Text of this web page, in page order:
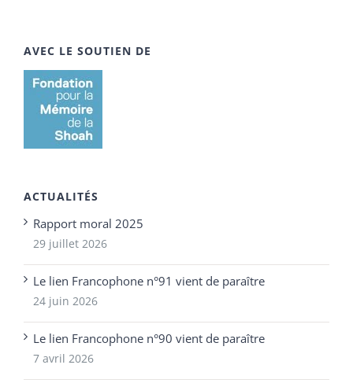
AVEC LE SOUTIEN DE
ACTUALITÉS
Rapport moral 2025
29 juillet 2026
Le lien Francophone n°91 vient de paraître
24 juin 2026
Le lien Francophone n°90 vient de paraître
7 avril 2026